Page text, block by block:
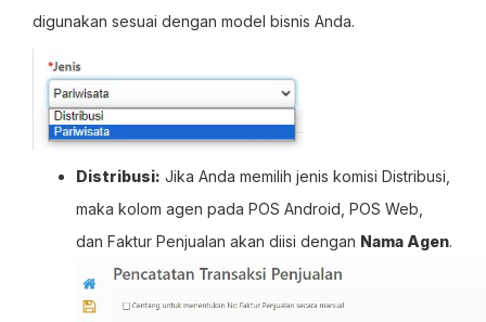
digunakan sesuai dengan model bisnis Anda.
Distribusi: Jika Anda memilih jenis komisi Distribusi,
maka kolom agen pada POS Android, POS Web,
dan Faktur Penjualan akan diisi dengan Nama Agen.